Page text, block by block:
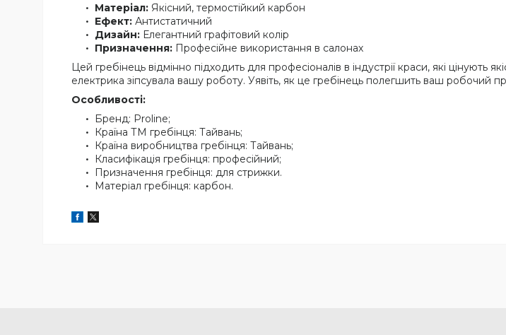
Матеріал: Якісний, термостійкий карбон
Ефект: Антистатичний
Дизайн: Елегантний графітовий колір
Призначення: Професійне використання в салонах
Цей гребінець відмінно підходить для професіоналів в індустрії краси, які цінують
електрика зіпсувала вашу роботу. Уявіть, як це гребінець полегшить ваш
Особливості:
Бренд: Proline;
Країна ТМ гребінця: Тайвань;
Країна виробництва гребінця: Тайвань;
Класифікація гребінця: професійний;
Призначення гребінця: для стрижки.
Матеріал гребінця: карбон.